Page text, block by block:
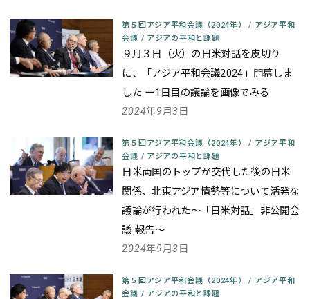
第５回アジア平和会議（2024年）/ アジア平和
会議 / アジアの平和と課題
９月３日（火）の日米対話を皮切り
に、「アジア平和会議2024」開幕しま
した ー1日目の議論を画像でみる
2024年9月3日
第５回アジア平和会議（2024年）/ アジア平和
会議 / アジアの平和と課題
日米両国のトップが交代した後の日米
関係、北東アジア情勢等について活発な
議論が行われた～「日米対話」非公開会
議 報告～
2024年9月3日
第５回アジア平和会議（2024年）/ アジア平和
会議 / アジアの平和と課題